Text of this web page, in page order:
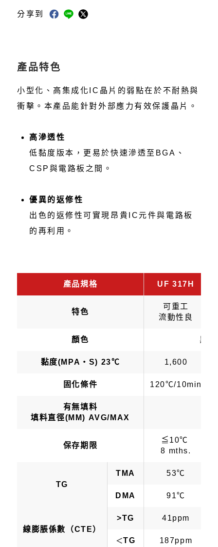
分享到
產品特色
小型化、高集成化IC晶片的弱點在於不耐熱與
衝擊。本產品能針對外部應力有效保護晶片。
高滲透性
低黏度版本，更易於快速滲透至BGA、
CSP與電路板之間。
優異的返修性
出色的返修性可實現昂貴IC元件與電路板
的再利用。
產品規格 UF 317H
特色
可重工
流動性良
顏色 黑色
黏度(MPA・S) 23℃ 1,600
固化條件 120℃/10min
有無填料
填料直徑(ΜM) AVG/MAX
保存期限
≦10℃
8 mths.
TG
TMA 53℃
DMA 91℃
線膨脹係數（CTE）
>TG 41ppm
＜TG 187ppm